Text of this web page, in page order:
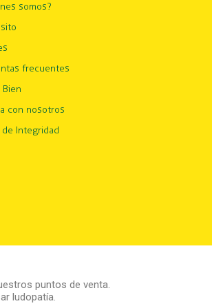
somos?
frecuentes
Bien
con nosotros
de Integridad
puntos de venta.
ludopatía.